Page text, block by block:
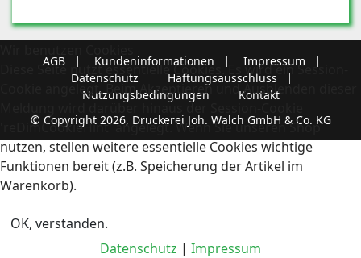
AGB Kundeninformationen
Impressum
Datenschutz
Haftungsausschluss
Nutzungsbedingungen
Kontakt
© Copyright 2026, Druckerei Joh. Walch GmbH & Co. KG
Diese Seite nutzt essentielle Cookies. Es wird ein Session-
Cookie angelegt. Beim Akzeptieren und Ausblenden dieser
Meldung wird darüber hinaus der Session-Cookie
'reDimCookieHint' angelegt. Wenn Sie unseren Shop
nutzen, stellen weitere essentielle Cookies wichtige
Funktionen bereit (z.B. Speicherung der Artikel im
Warenkorb).
OK, verstanden.
Datenschutz | Impressum